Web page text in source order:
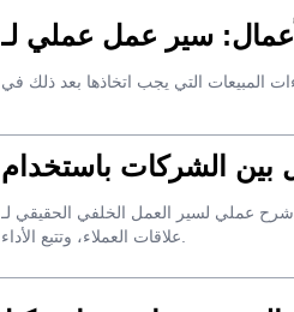
شرح عملي لسير العمل الخلفي الحقيقي لـ SaleAI، بدءًا من جمع العملاء المحتملين من مصادر متعددة وأصول البيانات الدائمة وصولاً إلى التواصل عبر البريد الإلكتروني، وملكية نظام إدارة